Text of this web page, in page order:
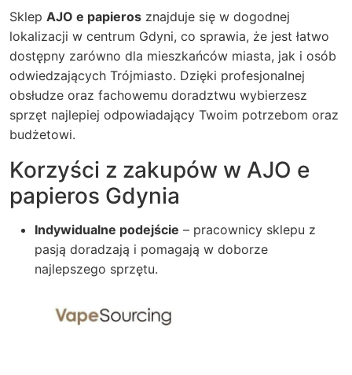
Sklep AJO e papieros znajduje się w dogodnej
lokalizacji w centrum Gdyni, co sprawia, że jest łatwo
dostępny zarówno dla mieszkańców miasta, jak i osób
odwiedzających Trójmiasto. Dzięki profesjonalnej
obsłudze oraz fachowemu doradztwu wybierzesz
sprzęt najlepiej odpowiadający Twoim potrzebom oraz
budżetowi.
Korzyści z zakupów w AJO e
papieros Gdynia
Indywidualne podejście – pracownicy sklepu z
pasją doradzają i pomagają w doborze
najlepszego sprzętu.